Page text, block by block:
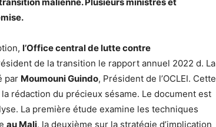
l’Office central de lutte contre
de la transition le rapport annuel 2022 d. La
par Moumouni Guindo, Président de l’OCLEI. Cette
rédaction du précieux sésame. Le document est
La première étude examine les techniques
au Mali, la deuxième sur la stratégie d’implication